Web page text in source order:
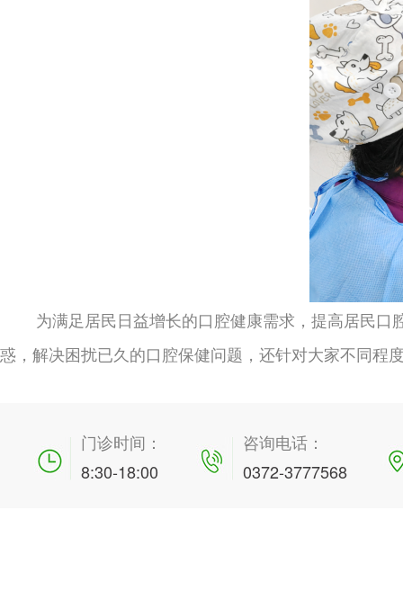
为满足居民日益增长的口腔健康需求，提高居民
惑，解决困扰已久的口腔保健问题，还针对大家不同程
门诊时间：
8:30-18:00
咨询电话：
0372-3777568